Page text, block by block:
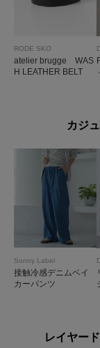
RODE SKO
atelier brugge WAS
H LEATHER BELT
カジ
Sonny Label
接触冷感デニムベイ
カーパンツ
レイヤー